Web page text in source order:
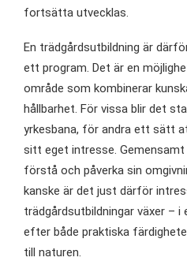
fortsätta utvecklas.
En trädgårdsutbildning är
ett program. Det är en
område som kombinerar
hållbarhet. För vissa blir det
yrkesbana, för andra ett sätt
sitt eget intresse.
förstå och påverka sin
kanske är det just därför
trädgårdsutbildningar växer – i
efter både praktiska
till naturen.